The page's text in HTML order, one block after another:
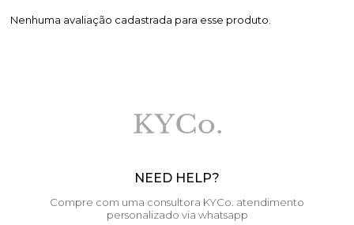
Nenhuma avaliação cadastrada para esse produto.
NEED HELP?
Compre com uma consultora KYCo. atendimento
personalizado via whatsapp